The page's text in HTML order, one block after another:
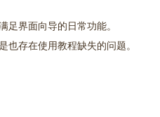
界面向导的日常功能。
存在使用教程缺失的问题。